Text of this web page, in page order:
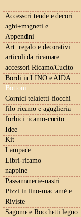
Accessori tende e decori
aghi+magneti e..
Appendini
Art. regalo e decorativi
articoli da ricamare
accessori Ricamo/Cucito
Bordi in LINO e AIDA
Bottoni
Cornici-telaietti-fiocchi
filo ricamo e aguglieria
forbici ricamo-cucito
Idee
Kit
Lampade
Libri-ricamo
nappine
Passamanerie-nastri
Pizzi in lino-macramè e..
Riviste
Sagome e Rocchetti legno